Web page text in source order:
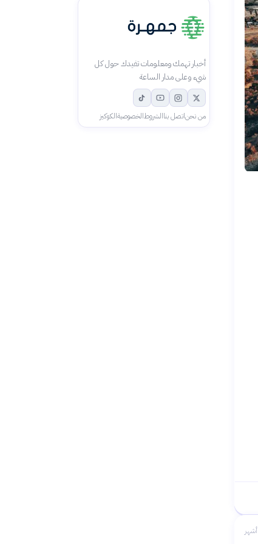
أخبار تهمك ومعلومات تفيدك حول كل
شيء وعلى مدار الساعة
من نحناتصل بناالشروطالخصوصيةالكوكيز